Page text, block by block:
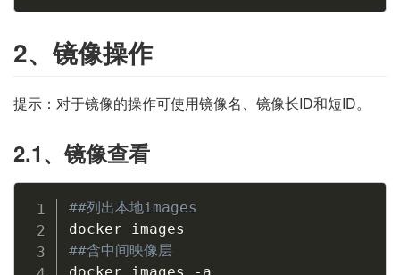
2、镜像操作
提示：对于镜像的操作可使用镜像名、镜像长ID和短ID。
2.1、镜像查看
##列出本地images
##含中间映像层